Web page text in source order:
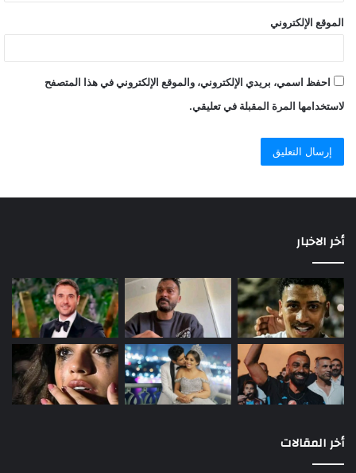
الموقع الإلكتروني
احفظ اسمي، بريدي الإلكتروني، والموقع الإلكتروني في هذا المتصفح
لاستخدامها المرة المقبلة في تعليقي.
أخر الاخبار
أخر المقالات